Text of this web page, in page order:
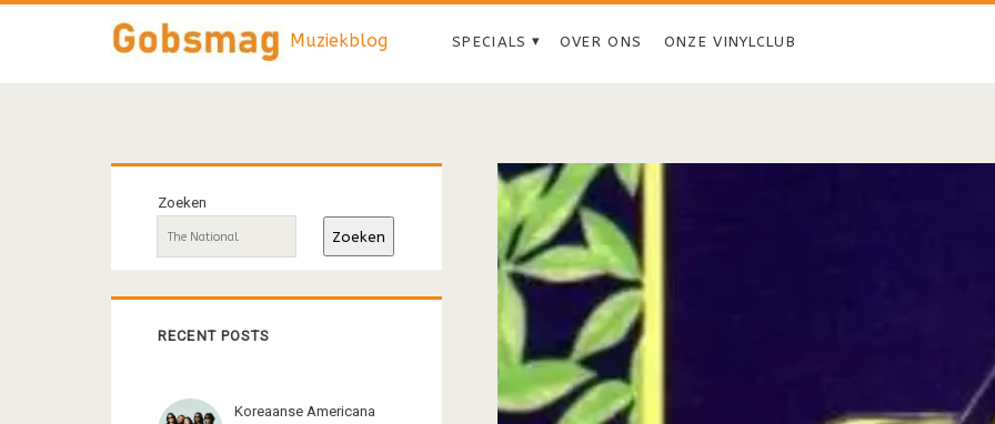
Muziekblog SPECIALS OVER ONS ONZE VINYLCLUB
<span>White
Lies</span>
Primaire
sidebar
Zoeken
Zoeken
RECENT POSTS
Koreaanse Americana